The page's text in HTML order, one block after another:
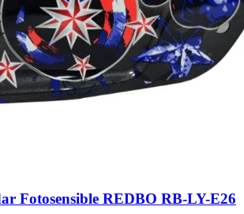
Fotosensible REDBO RB-LY-E26